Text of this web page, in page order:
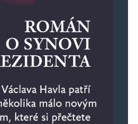
e-mail a webovou stránku pro budoucí
e-mailem.
e-mailem.